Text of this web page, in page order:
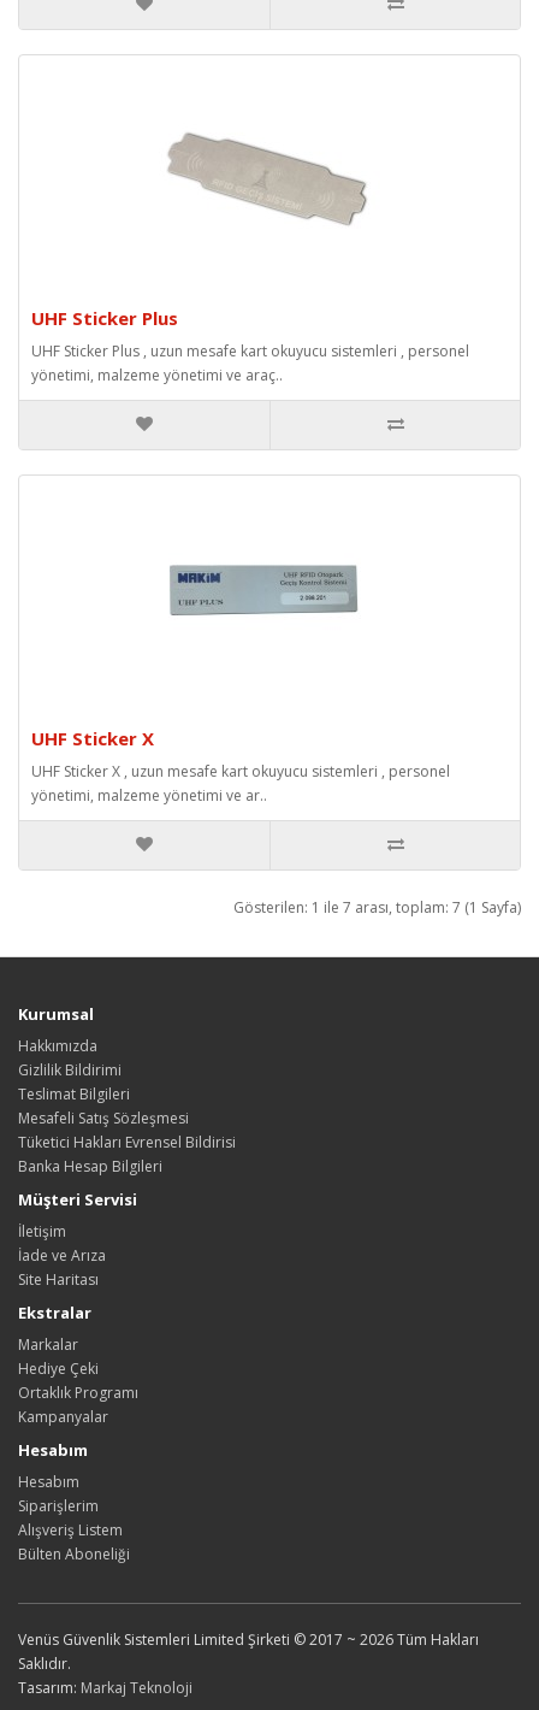
UHF Sticker Plus
UHF Sticker Plus , uzun mesafe kart okuyucu sistemleri , personel
yönetimi, malzeme yönetimi ve araç..
UHF Sticker X
UHF Sticker X , uzun mesafe kart okuyucu sistemleri , personel
yönetimi, malzeme yönetimi ve ar..
Gösterilen: 1 ile 7 arası, toplam: 7 (1 Sayfa)
Kurumsal
Hakkımızda
Gizlilik Bildirimi
Teslimat Bilgileri
Mesafeli Satış Sözleşmesi
Tüketici Hakları Evrensel Bildirisi
Banka Hesap Bilgileri
Müşteri Servisi
İletişim
İade ve Arıza
Site Haritası
Ekstralar
Markalar
Hediye Çeki
Ortaklık Programı
Kampanyalar
Hesabım
Hesabım
Siparişlerim
Alışveriş Listem
Bülten Aboneliği
Venüs Güvenlik Sistemleri Limited Şirketi © 2017 ~ 2026 Tüm Hakları
Saklıdır.
Tasarım: Markaj Teknoloji